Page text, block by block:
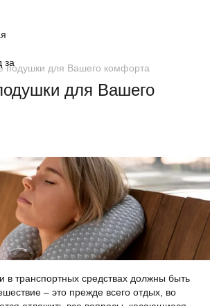
подушки для Вашего комфорта
для Вашего
в транспортных средствах должны быть
– это прежде всего отдых, во